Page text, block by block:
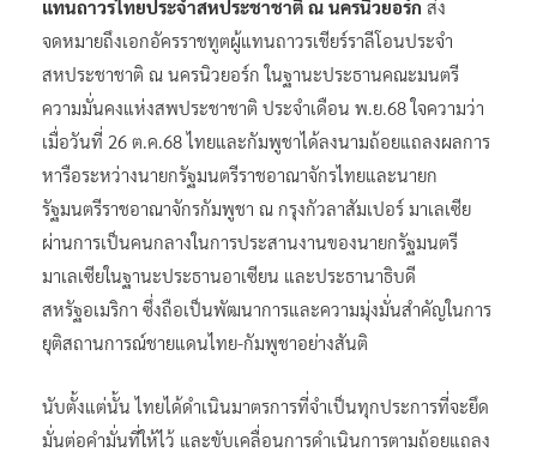
แทนถาวรไทยประจำสหประชาชาติ ณ นครนิวยอร์ก ส่ง
จดหมายถึงเอกอัครราชทูตผู้แทนถาวรเชียร์ราลีโอนประจำ
สหประชาชาติ ณ นครนิวยอร์ก ในฐานะประธานคณะมนตรี
ความมั่นคงแห่งสพประชาชาติ ประจำเดือน พ.ย.68 ใจความว่า
เมื่อวันที่ 26 ต.ค.68 ไทยและกัมพูชาได้ลงนามถ้อยแถลงผลการ
หารือระหว่างนายกรัฐมนตรีราชอาณาจักรไทยและนายก
รัฐมนตรีราชอาณาจักรกัมพูชา ณ กรุงกัวลาสัมเปอร์ มาเลเซีย
ผ่านการเป็นคนกลางในการประสานงานของนายกรัฐมนตรี
มาเลเซียในฐานะประธานอาเซียน และประธานาธิบดี
สหรัฐอเมริกา ซึ่งถือเป็นพัฒนาการและความมุ่งมั่นสำคัญในการ
ยุติสถานการณ์ชายแดนไทย-กัมพูชาอย่างสันติ
นับตั้งแต่นั้น ไทยได้ดำเนินมาตรการที่จำเป็นทุกประการที่จะยึด
มั่นต่อคำมั่นที่ให้ไว้ และขับเคลื่อนการดำเนินการตามถ้อยแถลง